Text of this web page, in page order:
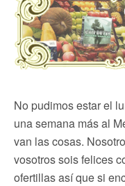
No pudimos estar el
una semana más al
van las cosas.
vosotros sois felices
ofertillas así que si